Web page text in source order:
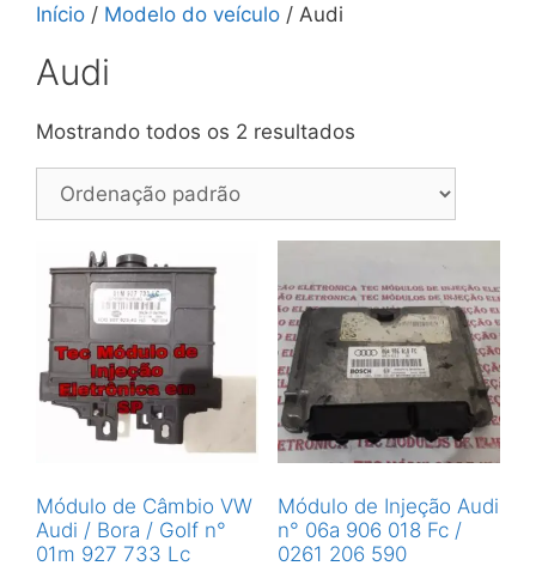
Início / Modelo do veículo / Audi
Audi
Mostrando todos os 2 resultados
Módulo de Câmbio VW
Audi / Bora / Golf n°
01m 927 733 Lc
Módulo de Injeção Audi
n° 06a 906 018 Fc /
0261 206 590